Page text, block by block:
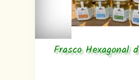
Frasco Hexagonal